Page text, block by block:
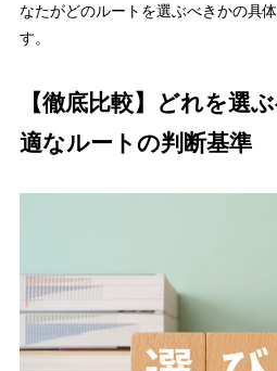
なたがどのルートを選ぶべきかの具
す。
【徹底比較】どれを選
適なルートの判断基準